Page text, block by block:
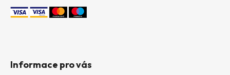
Informace pro vás